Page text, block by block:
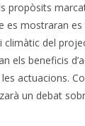
propòsits
es mostraran
climàtic del
els beneficis
actuacions.
un debat